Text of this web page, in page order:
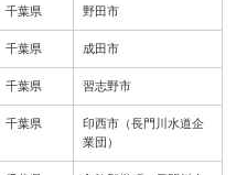
千葉県 野田市
千葉県 成田市
千葉県 習志野市
千葉県
印西市（長門川水道企
業団）